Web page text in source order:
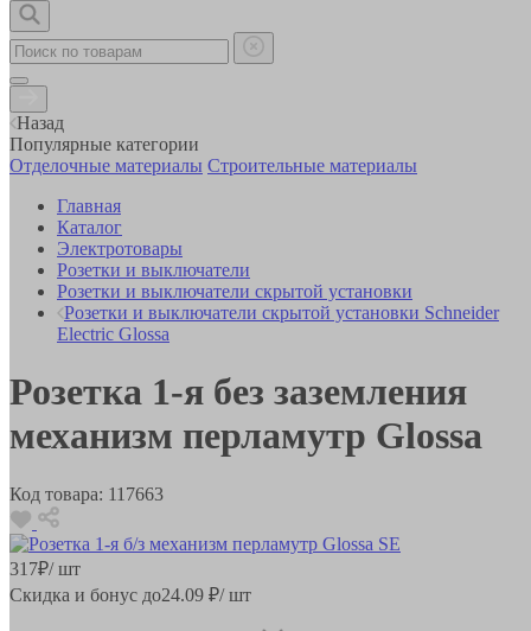
Назад
Популярные категории
Отделочные материалы Строительные материалы
Главная
Каталог
Электротовары
Розетки и выключатели
Розетки и выключатели скрытой установки
Розетки и выключатели скрытой установки Schneider
Electric Glossa
Розетка 1-я без заземления
механизм перламутр Glossa
Код товара: 117663
317₽/ шт
Скидка и бонус до24.09 ₽/ шт